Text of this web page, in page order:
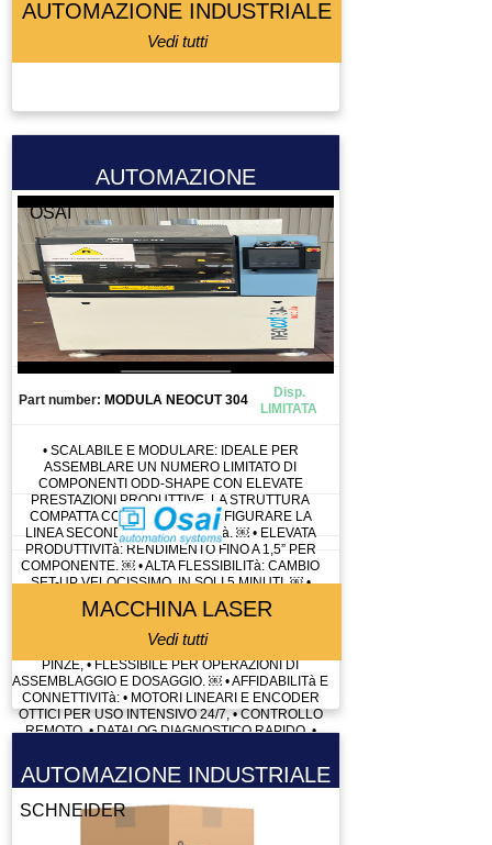
AUTOMAZIONE INDUSTRIALE
Vedi tutti
AUTOMAZIONE
OSAI
Part number: MODULA NEOCUT 304
Disp.
LIMITATA
• SCALABILE E MODULARE: IDEALE PER
ASSEMBLARE UN NUMERO LIMITATO DI
COMPONENTI ODD-SHAPE CON ELEVATE
PRESTAZIONI PRODUTTIVE. LA STRUTTURA
COMPATTA CONSENTE DI CONFIGURARE LA
LINEA SECONDO LE NECESSITà. ￼ • ELEVATA
PRODUTTIVITà: RENDIMENTO FINO A 1,5” PER
COMPONENTE. ￼ • ALTA FLESSIBILITà: CAMBIO
SET-UP VELOCISSIMO, IN SOLI 5 MINUTI. ￼ •
TECNOLOGIE INTEGRATE: • PINZE ATTIVE O
PASSIVE (CLINCH), • TELECAMERE OTTICHE PER
CONTROLLI FIDUCIALI E CODICI 2D PER
TRACCIABILITà, • CAMBIO AUTOMATICO DELLE
PINZE, • FLESSIBILE PER OPERAZIONI DI
ASSEMBLAGGIO E DOSAGGIO. ￼ • AFFIDABILITà E
CONNETTIVITà: • MOTORI LINEARI E ENCODER
OTTICI PER USO INTENSIVO 24/7, • CONTROLLO
REMOTO, • DATALOG DIAGNOSTICO RAPIDO, •
MACCHINA LASER
Vedi tutti
AUTOMAZIONE INDUSTRIALE
SCHNEIDER